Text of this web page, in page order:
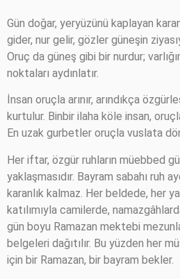
Gün doğar, yeryüzünü kaplayan
gider, nur gelir, gözler güneşin
Oruç da güneş gibi bir nurdur;
noktaları aydınlatır.
İnsan oruçla arınır, arındıkça
kurtulur. Binbir ilaha köle insan,
En uzak gurbetler oruçla vuslata
Her iftar, özgür ruhların müebbed
yaklaşmasıdır. Bayram sabahı ruh
karanlık kalmaz. Her beldede, her
katılımıyla camilerde,
gün boyu Ramazan mektebi
belgeleri dağıtılır. Bu yüzden her
için bir Ramazan, bir bayram bekler.